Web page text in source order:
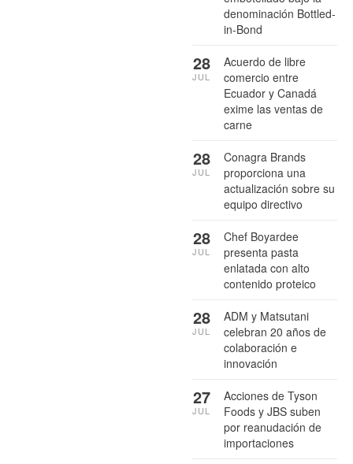
denominación Bottled-
in-Bond
Acuerdo de libre
comercio entre
Ecuador y Canadá
exime las ventas de
carne
28
JUL
Conagra Brands
proporciona una
actualización sobre su
equipo directivo
28
JUL
Chef Boyardee
presenta pasta
enlatada con alto
contenido proteico
28
JUL
ADM y Matsutani
celebran 20 años de
colaboración e
innovación
28
JUL
Acciones de Tyson
Foods y JBS suben
por reanudación de
importaciones
27
JUL